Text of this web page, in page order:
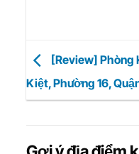
[Review] Phòng
Kiệt, Phường 16,